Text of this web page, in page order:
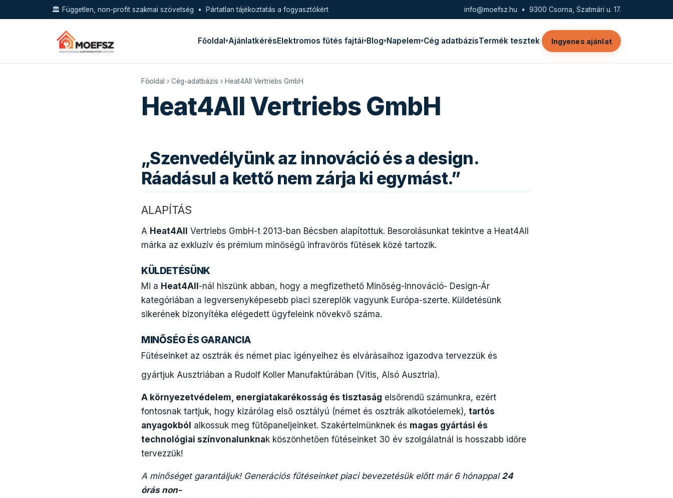
🏛️ Független, non-profit szakmai szövetség • Pártatlan tájékoztatás a fogyasztókért info@moefsz.hu • 9300 Csorna, Szatmári u. 17.
Főoldal AjánlatkérésElektromos fűtés fajtái Blog Napelem Cég adatbázisTermék tesztek Ingyenes ajánlat
Főoldal › Cég-adatbázis › Heat4All Vertriebs GmbH
Heat4All Vertriebs GmbH
„Szenvedélyünk az innováció és a design.
Ráadásul a kettő nem zárja ki egymást.”
ALAPÍTÁS
A Heat4All
Vertriebs GmbH-t 2013-ban Bécsben alapítottuk. Besorolásunkat tekintve a Heat4All
márka az exkluzív és prémium minőségű infravörös fűtések közé tartozik.
KÜLDETÉSÜNK
Mi a Heat4All -nál hiszünk abban, hogy a megfizethető Minőség-Innováció- Design-Ár
kategóriában a legversenyképesebb piaci szereplők vagyunk Európa-szerte. Küldetésünk
sikerének bizonyítéka elégedett ügyfeleink növekvő száma.
MINŐSÉG ÉS GARANCIA
Fűtéseinket az osztrák és német piac igényeihez és elvárásaihoz igazodva tervezzük és
gyártjuk Ausztriában a Rudolf Koller Manufaktúrában (Vitis, Alsó Ausztria).
A környezetvédelem, energiatakarékosság és tisztaság elsőrendű számunkra, ezért
fontosnak tartjuk, hogy kizárólag első osztályú (német és osztrák alkotóelemek), tartós
anyagokból alkossuk meg fűtőpaneljeinket. Szakértelmünknek és magas gyártási és
technológiai színvonalunknak köszönhetően fűtéseinket 30 év szolgálatnál is hosszabb időre
tervezzük!
A minőséget garantáljuk! Generációs fűtéseinket piaci bevezetésük előtt már 6 hónappal 24
órás non-